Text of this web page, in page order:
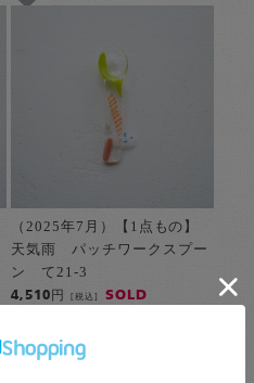
（2025年7月）【1点もの】
天気雨 パッチワークスプー
ン て21-3
4,510円 [税込] SOLD